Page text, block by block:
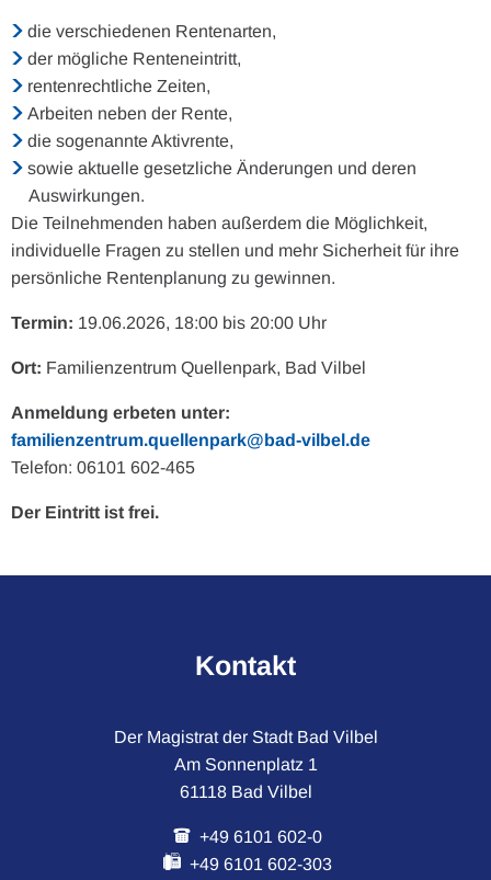
die verschiedenen Rentenarten,
der mögliche Renteneintritt,
rentenrechtliche Zeiten,
Arbeiten neben der Rente,
die sogenannte Aktivrente,
sowie aktuelle gesetzliche Änderungen und deren
Auswirkungen.
Die Teilnehmenden haben außerdem die Möglichkeit,
individuelle Fragen zu stellen und mehr Sicherheit für ihre
persönliche Rentenplanung zu gewinnen.
Termin: 19.06.2026, 18:00 bis 20:00 Uhr
Ort: Familienzentrum Quellenpark, Bad Vilbel
Anmeldung erbeten unter:
familienzentrum.quellenpark@bad-vilbel.de
Telefon: 06101 602-465
Der Eintritt ist frei.
Kontakt
Der Magistrat der Stadt Bad Vilbel
Am Sonnenplatz 1
61118 Bad Vilbel
+49 6101 602-0
+49 6101 602-303